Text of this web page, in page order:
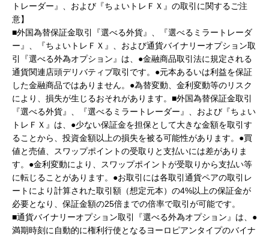
トレーダー』、および『ちょいトレＦＸ』の取引に関するご注
意】
■外国為替保証金取引『選べる外貨』、『選べるミラートレーダ
ー』、『ちょいトレＦＸ』、および通貨バイナリーオプション取
引『選べる外為オプション』は、●金融商品取引法に規定される
通貨関連店頭デリバティブ取引です。●元本あるいは利益を保証
した金融商品ではありません。●為替変動、金利変動等のリスク
により、損失が生じるおそれがあります。■外国為替保証金取引
『選べる外貨』、『選べるミラートレーダー』、および『ちょい
トレＦＸ』は、●少ない保証金を担保として大きな金額を取引す
ることから、投資金額以上の損失を被る可能性があります。●買
値と売値、スワップポイントの受取りと支払いには差がありま
す。●金利変動により、スワップポイントが受取りから支払い等
に転じることがあります。●お取引には各取引通貨ペアの取引レ
ートにより計算された取引額（想定元本）の4%以上の保証金が
必要となり、保証金額の25倍までの倍率で取引が可能です。
■通貨バイナリーオプション取引『選べる外為オプション』は、●
満期時刻に自動的に権利行使となるヨーロピアンタイプのバイナ